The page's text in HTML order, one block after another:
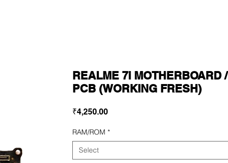
REALME 7i MOTHERBOARD /
PCB (WORKING FRESH)
₹4,250.00Price
RAM/ROM *
Select